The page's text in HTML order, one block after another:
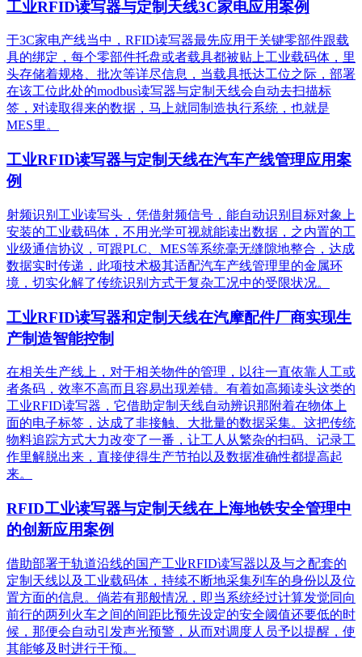
工业RFID读写器与定制天线3C家电应用案例
于3C家电产线当中，RFID读写器最先应用于关键零部件跟载
具的绑定，每个零部件托盘或者载具都被贴上工业载码体，里
头存储着规格、批次等详尽信息，当载具抵达工位之际，部署
在该工位此处的modbus读写器与定制天线会自动去扫描标
签，对读取得来的数据，马上就同制造执行系统，也就是
MES里。
工业RFID读写器与定制天线在汽车产线管理应用案
例
射频识别工业读写头，凭借射频信号，能自动识别目标对象上
安装的工业载码体，不用光学可视就能读出数据，之内置的工
业级通信协议，可跟PLC、MES等系统毫无缝隙地整合，达成
数据实时传递，此项技术极其适配汽车产线管理里的金属环
境，切实化解了传统识别方式于复杂工况中的受限状况。
工业RFID读写器和定制天线在汽摩配件厂商实现生
产制造智能控制
在相关生产线上，对于相关物件的管理，以往一直依靠人工或
者条码，效率不高而且容易出现差错。有着如高频读头这类的
工业RFID读写器，它借助定制天线自动辨识那附着在物体上
面的电子标签，达成了非接触、大批量的数据采集。这把传统
物料追踪方式大力改变了一番，让工人从繁杂的扫码、记录工
作里解脱出来，直接使得生产节拍以及数据准确性都提高起
来。
RFID工业读写器与定制天线在上海地铁安全管理中
的创新应用案例
借助部署于轨道沿线的国产工业RFID读写器以及与之配套的
定制天线以及工业载码体，持续不断地采集列车的身份以及位
置方面的信息。倘若有那般情况，即当系统经过计算发觉同向
前行的两列火车之间的间距比预先设定的安全阈值还要低的时
候，那便会自动引发声光预警，从而对调度人员予以提醒，使
其能够及时进行干预。